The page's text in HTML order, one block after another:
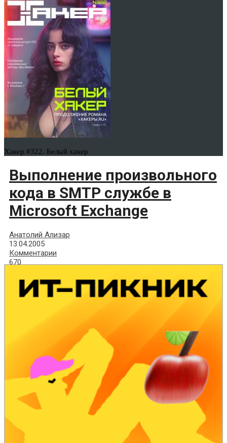
Хакер #322. Белый хакер
Выполнение произвольного
кода в SMTP службе в
Microsoft Exchange
Анатолий Ализар
13.04.2005
Комментарии
670